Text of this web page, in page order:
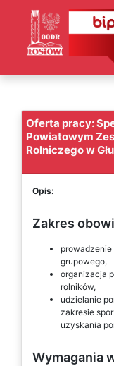
Oferta pracy:
Powiatowym
Rolniczego w
Opis:
Zakres
grupowego,
organizacja
rolników,
udzielanie
zakresie
uzyskania
Wymagania